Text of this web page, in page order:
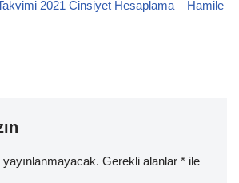
2021 Cinsiyet Hesaplama – Hamile
Gerekli alanlar * ile